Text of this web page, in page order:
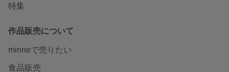
特集
作品販売について
minneで売りたい
食品販売